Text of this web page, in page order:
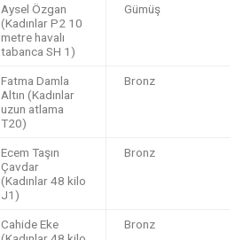
Aysel Özgan
(Kadınlar P2 10
metre havalı
tabanca SH 1)
Gümüş
Fatma Damla
Altın (Kadınlar
uzun atlama
T20)
Bronz
Ecem Taşın
Çavdar
(Kadınlar 48 kilo
J1)
Bronz
Cahide Eke
Bronz